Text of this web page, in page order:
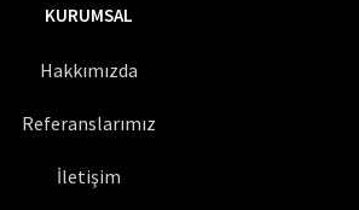
KURUMSAL
Hakkımızda
Referanslarımız
İletişim